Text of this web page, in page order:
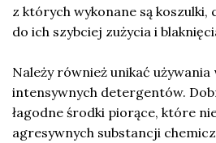
z których wykonane są koszulki,
do ich szybciej zużycia i
Należy również unikać używania
intensywnych detergentów.
łagodne środki piorące, które
agresywnych substancji